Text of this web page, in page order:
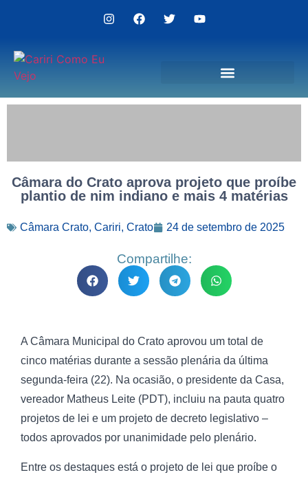
Câmara do Crato aprova projeto que proíbe
plantio de nim indiano e mais 4 matérias
Câmara Crato, Cariri, Crato 24 de setembro de 2025
Compartilhe:
A Câmara Municipal do Crato aprovou um total de
cinco matérias durante a sessão plenária da última
segunda-feira (22). Na ocasião, o presidente da Casa,
vereador Matheus Leite (PDT), incluiu na pauta quatro
projetos de lei e um projeto de decreto legislativo –
todos aprovados por unanimidade pelo plenário.
Entre os destaques está o projeto de lei que proíbe o